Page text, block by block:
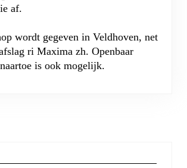
af.
wordt gegeven in Veldhoven, net
ri Maxima zh. Openbaar
is ook mogelijk.